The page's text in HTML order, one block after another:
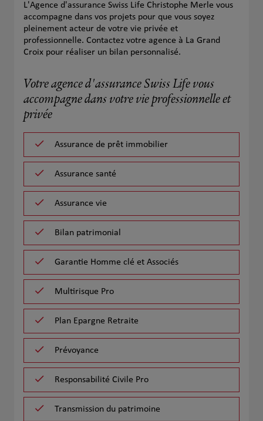
L'Agence d'assurance Swiss Life Christophe Merle vous
accompagne dans vos projets pour que vous soyez
pleinement acteur de votre vie privée et
professionnelle. Contactez votre agence à La Grand
Croix pour réaliser un bilan personnalisé.
Votre agence d'assurance Swiss Life vous
accompagne dans votre vie professionnelle et
privée
Assurance de prêt immobilier
Assurance santé
Assurance vie
Bilan patrimonial
Garantie Homme clé et Associés
Multirisque Pro
Plan Epargne Retraite
Prévoyance
Responsabilité Civile Pro
Transmission du patrimoine